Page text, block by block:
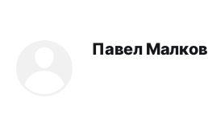
Павел Малков